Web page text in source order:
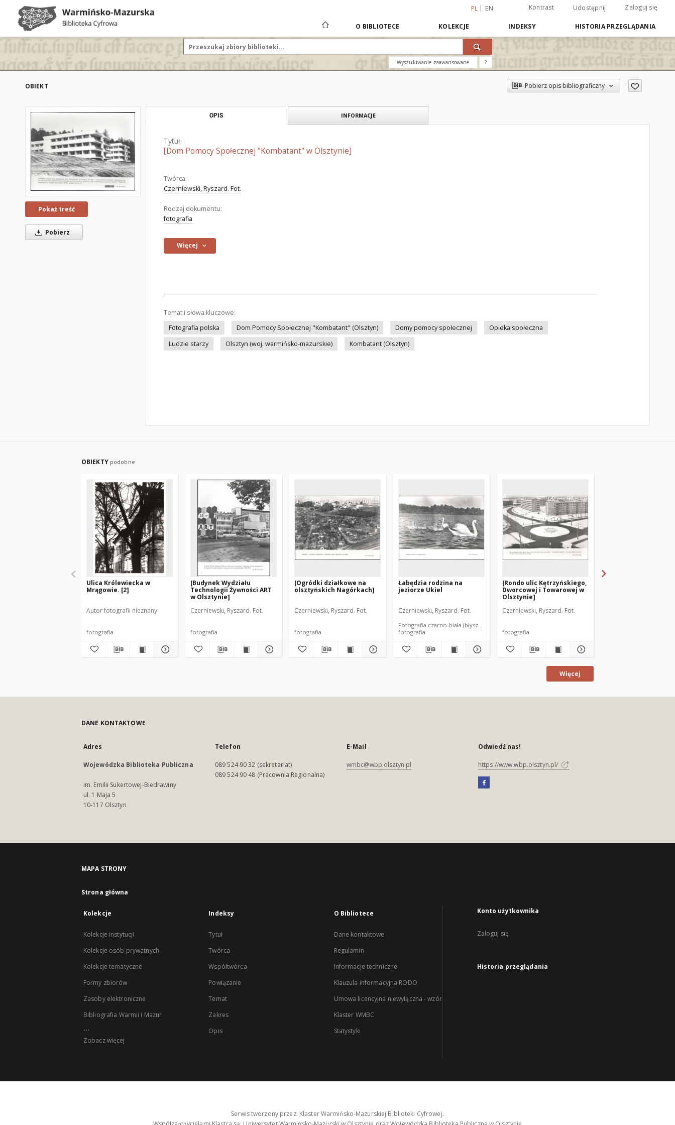
PL EN Kontrast Udostępnij Zaloguj się
O BIBLIOTECE KOLEKCJE INDEKSY HISTORIA PRZEGLĄDANIA
Wyszukiwanie zaawansowane ?
OBIEKT Pobierz opis bibliograficzny
Pokaż treść
Pobierz
OPIS INFORMACJE
Tytuł:
[Dom Pomocy Społecznej "Kombatant" w Olsztynie]
Twórca:
Czerniewski, Ryszard. Fot.
Rodzaj dokumentu:
fotografia
Więcej
Temat i słowa kluczowe:
Fotografia polska
Dom Pomocy Społecznej "Kombatant" (Olsztyn) Domy pomocy społecznej
Opieka społeczna
Ludzie starzy
Olsztyn (woj. warmińsko-mazurskie) Kombatant (Olsztyn)
OBIEKTY podobne
Ulica Królewiecka w
Mrągowie. [2]
Autor fotografii nieznany
fotografia
[Budynek Wydziału
Technologii Żywności ART
w Olsztynie]
Czerniewski, Ryszard. Fot.
fotografia
[Ogródki działkowe na
olsztyńskich Nagórkach]
Czerniewski, Ryszard. Fot.
fotografia
Łabędzia rodzina na
jeziorze Ukiel
Czerniewski, Ryszard. Fot.
Fotografia czarno-biała (błyszcząca) ; format 21 x 28 cm
fotografia
[Rondo ulic Kętrzyńskiego,
Dworcowej i Towarowej w
Olsztynie]
Czerniewski, Ryszard. Fot.
fotografia
Więcej
DANE KONTAKTOWE
Adres
Wojewódzka Biblioteka Publiczna
im. Emilii Sukertowej-Biedrawiny
ul. 1 Maja 5
10-117 Olsztyn
Telefon
089 524 90 32 (sekretariat)
089 524 90 48 (Pracownia Regionalna)
E-Mail
wmbc@wbp.olsztyn.pl
Odwiedź nas!
https://www.wbp.olsztyn.pl/
MAPA STRONY
Strona główna
Kolekcje
Kolekcje instytucji
Kolekcje osób prywatnych
Kolekcje tematyczne
Formy zbiorów
Zasoby elektroniczne
Bibliografia Warmii i Mazur
...
Zobacz więcej
Indeksy
Tytuł
Twórca
Współtwórca
Powiązanie
Temat
Zakres
Opis
O Bibliotece
Dane kontaktowe
Regulamin
Informacje techniczne
Klauzula informacyjna RODO
Umowa licencyjna niewyłączna - wzór
Klaster WMBC
Statystyki
Konto użytkownika
Zaloguj się
Historia przeglądania
Serwis tworzony przez: Klaster Warmińsko-Mazurskiej Biblioteki Cyfrowej.